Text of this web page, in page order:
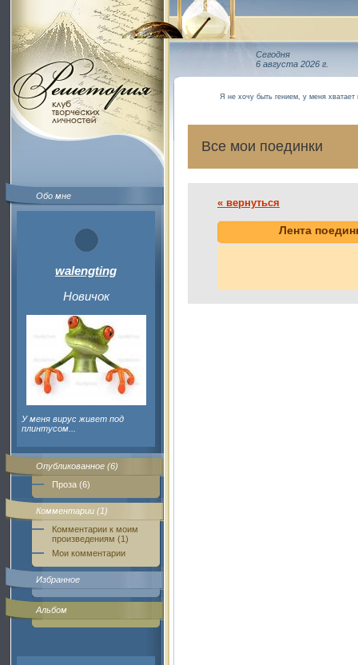
Обо мне
walengting
Новичок
У меня вирус живет под
плинтусом...
Опубликованное (6)
Проза (6)
Комментарии (1)
Комментарии к моим
произведениям (1)
Мои комментарии
Избранное
Альбом
Сегодня
6 августа 2026 г.
Я не хочу быть гением, у меня
Все мои поединки
« вернуться
Лента